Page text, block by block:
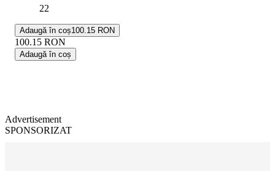
22
Adaugă în coș100.15 RON
100.15 RON
Adaugă în coș
Advertisement
SPONSORIZAT